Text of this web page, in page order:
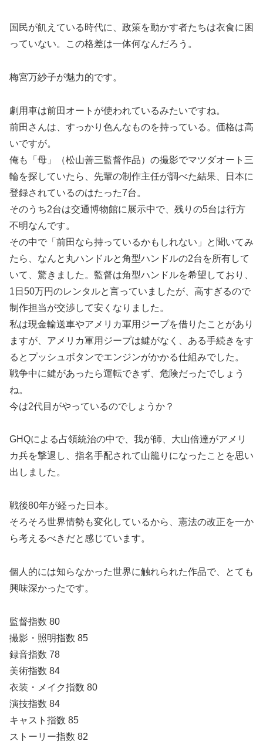
国民が飢えている時代に、政策を動かす者たちは衣食に困
っていない。この格差は一体何なんだろう。
梅宮万紗子が魅力的です。
劇用車は前田オートが使われているみたいですね。
前田さんは、すっかり色んなものを持っている。価格は高
いですが。
俺も「母」（松山善三監督作品）の撮影でマツダオート三
輪を探していたら、先輩の制作主任が調べた結果、日本に
登録されているのはたった7台。
そのうち2台は交通博物館に展示中で、残りの5台は行方
不明なんです。
その中で「前田なら持っているかもしれない」と聞いてみ
たら、なんと丸ハンドルと角型ハンドルの2台を所有して
いて、驚きました。監督は角型ハンドルを希望しており、
1日50万円のレンタルと言っていましたが、高すぎるので
制作担当が交渉して安くなりました。
私は現金輸送車やアメリカ軍用ジープを借りたことがあり
ますが、アメリカ軍用ジープは鍵がなく、ある手続きをす
るとプッシュボタンでエンジンがかかる仕組みでした。
戦争中に鍵があったら運転できず、危険だったでしょう
ね。
今は2代目がやっているのでしょうか？
GHQによる占領統治の中で、我が師、大山倍達がアメリ
カ兵を撃退し、指名手配されて山籠りになったことを思い
出しました。
戦後80年が経った日本。
そろそろ世界情勢も変化しているから、憲法の改正を一か
ら考えるべきだと感じています。
個人的には知らなかった世界に触れられた作品で、とても
興味深かったです。
監督指数 80
撮影・照明指数 85
録音指数 78
美術指数 84
衣装・メイク指数 80
演技指数 84
キャスト指数 85
ストーリー指数 82